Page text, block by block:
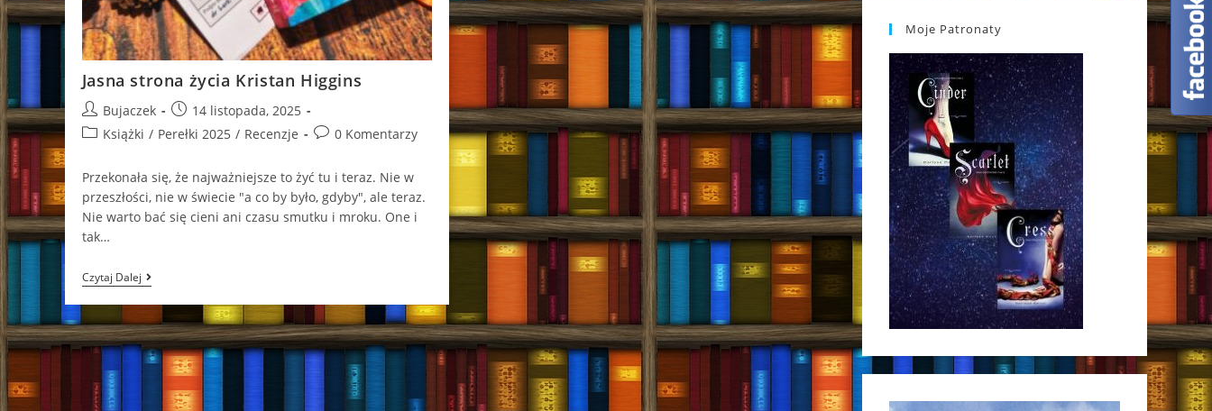
Jasna strona życia Kristan Higgins
Post
author:
Bujaczek
Post
published:
14 listopada, 2025
PostKsiążki / Perełki 2025 / Recenzje
Post0 Komentarzy
Przekonała się, że najważniejsze to żyć tu i teraz. Nie w
przeszłości, nie w świecie "a co by było, gdyby", ale teraz.
Nie warto bać się cieni ani czasu smutku i mroku. One i
tak…
Czytaj DalejJasna
Strona
Życia
Kristan
Higgins
Moje Patronaty